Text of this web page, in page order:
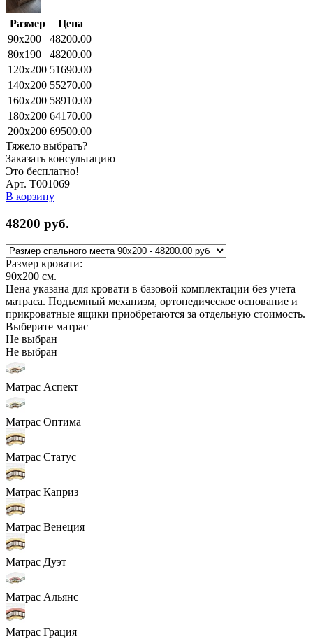
Размер
Цена
90x200
48200.00
80x190
48200.00
120x200 51690.00
140x200 55270.00
160x200 58910.00
180x200 64170.00
200x200 69500.00
Тяжело выбрать?
Заказать консультацию
Это бесплатно!
Арт. Т001069
В корзину
48200 руб.
Размер кровати:
90x200 см.
Цена указана для кровати в базовой комплектации без учета
матраса. Подъемный механизм, ортопедическое основание и
прикроватные ящики приобретаются за отдельную стоимость.
Выберите матрас
Не выбран
Не выбран
Матрас Аспект
Матрас Оптима
Матрас Статус
Матрас Каприз
Матрас Венеция
Матрас Дуэт
Матрас Альянс
Матрас Грация